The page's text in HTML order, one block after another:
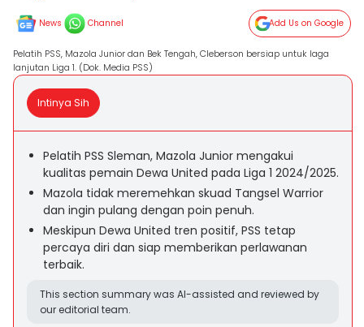
News Channel Add Us on Google
Pelatih PSS, Mazola Junior dan Bek Tengah, Cleberson bersiap untuk laga
lanjutan Liga 1. (Dok. Media PSS)
Intinya Sih
Pelatih PSS Sleman, Mazola Junior mengakui
kualitas pemain Dewa United pada Liga 1 2024/2025.
Mazola tidak meremehkan skuad Tangsel Warrior
dan ingin pulang dengan poin penuh.
Meskipun Dewa United tren positif, PSS tetap
percaya diri dan siap memberikan perlawanan
terbaik.
This section summary was AI-assisted and reviewed by
our editorial team.